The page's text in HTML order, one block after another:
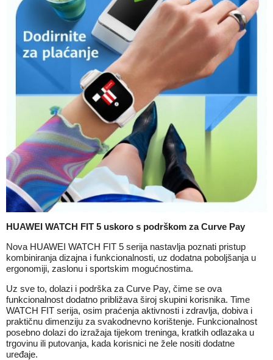
HUAWEI WATCH FIT 5 uskoro s podrškom za Curve Pay
Nova HUAWEI WATCH FIT 5 serija nastavlja poznati pristup
kombiniranja dizajna i funkcionalnosti, uz dodatna poboljšanja u
ergonomiji, zaslonu i sportskim mogućnostima.
Uz sve to, dolazi i podrška za Curve Pay, čime se ova
funkcionalnost dodatno približava široj skupini korisnika. Time
WATCH FIT serija, osim praćenja aktivnosti i zdravlja, dobiva i
praktičnu dimenziju za svakodnevno korištenje. Funkcionalnost
posebno dolazi do izražaja tijekom treninga, kratkih odlazaka u
trgovinu ili putovanja, kada korisnici ne žele nositi dodatne
uređaje.